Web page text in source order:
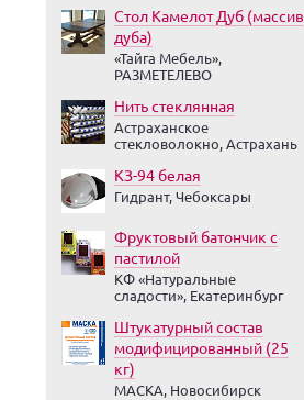
Стол Камелот Дуб (массив
дуба)
«Тайга Мебель»,
РАЗМЕТЕЛЕВО
Нить стеклянная
Астраханское
стекловолокно, Астрахань
КЗ-94 белая
Гидрант, Чебоксары
Фруктовый батончик с
пастилой
КФ «Натуральные
сладости», Екатеринбург
Штукатурный состав
модифицированный (25
кг)
МАСКА, Новосибирск